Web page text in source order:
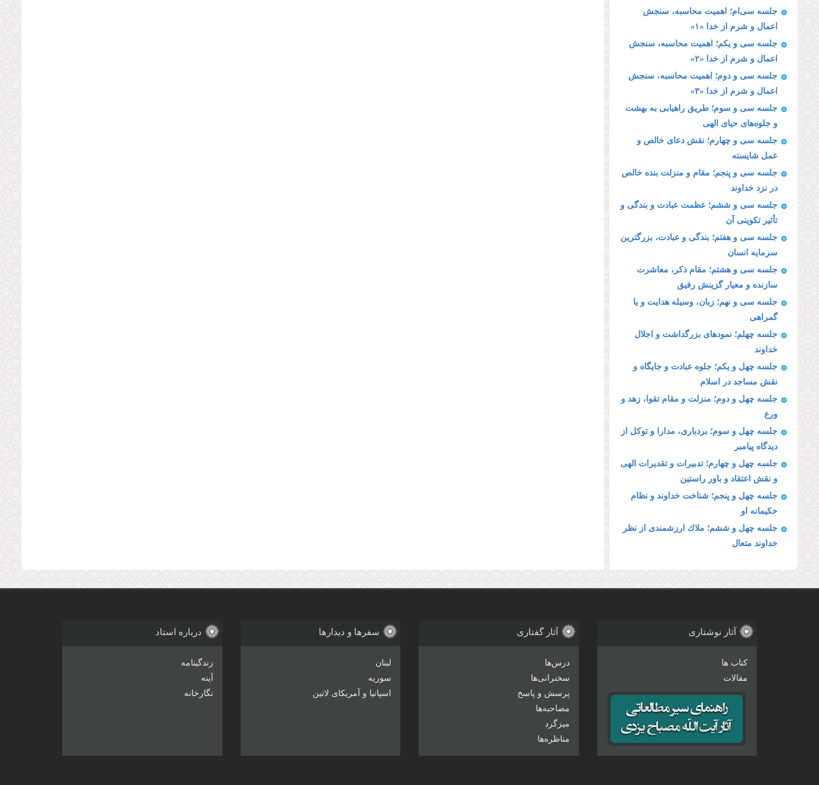
جلسه سی‌ام؛ اهمیت محاسبه، سنجش
اعمال و شرم از خدا «۱»
جلسه سی و یکم؛ اهمیت محاسبه، سنجش
اعمال و شرم از خدا «۲»
جلسه سی و دوم؛ اهمیت محاسبه، سنجش
اعمال و شرم از خدا «۳»
جلسه سی‌ و سوم؛ طریق راهیابى به بهشت
و جلوه‌هاى حیاى الهى
جلسه سی و چهارم؛ نقش دعاى خالص و
عمل شایسته
جلسه سی و پنجم؛ مقام و منزلت بنده خالص
در نزد خداوند
جلسه سی و ششم؛ عظمت عبادت و بندگى و
تأثیر تكوینى آن
جلسه سی و هفتم؛ بندگى و عبادت، بزرگترین
سرمایه انسان
جلسه سی و هشتم؛ مقام ذكر، معاشرت
سازنده و معیار گزینش رفیق
جلسه سی و نهم؛ زبان، وسیله هدایت و یا
گمراهى
جلسه چهلم؛ نمودهاى بزرگداشت و اجلال
خداوند
جلسه چهل و یکم؛ جلوه عبادت و جایگاه و
نقش مساجد در اسلام
جلسه چهل و دوم؛ منزلت و مقام تقوا، زهد و
ورع
جلسه چهل و سوم؛ بردبارى، مدارا و توكل از
دیدگاه پیامبر
جلسه چهل و چهارم؛ تدبیرات و تقدیرات الهى
و نقش اعتقاد و باور راستین
جلسه چهل و پنجم؛ شناخت خداوند و نظام
حكیمانه او
جلسه چهل و ششم؛ ملاك ارزشمندى از نظر
خداوند متعال
آثار نوشتاری
کتاب ها
مقالات
آثار گفتاری
درس‌ها
سخنرانی‌ها
پرسش و پاسخ
مصاحبه‌ها
میزگرد
مناظره‌ها
سفرها و دیدارها
لبنان
سوریه
اسپانیا و آمریکای لاتین
درباره استاد
زندگینامه
آینه
نگارخانه